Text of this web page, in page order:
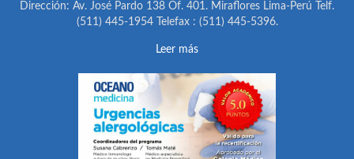
Dirección: Av. José Pardo 138 Of. 401. Miraflores Lima-Perú Telf.
(511) 445-1954 Telefax : (511) 445-5396.
Leer más